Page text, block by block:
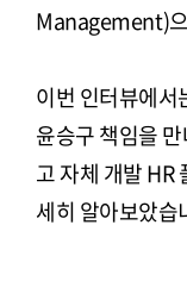
Management)
이번 인터뷰에서
윤승구 책임을
고 자체 개발 HR
세히 알아보았습